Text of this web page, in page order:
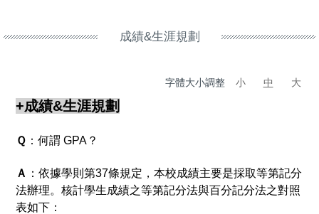
畢業生
法規表單
成績&生涯規劃
字體大小調整 小 中 大
+成績&生涯規劃
Ｑ ：何謂 GPA？
Ａ ：依據學則第37條規定，本校成績主要是採取等第記分
法辦理。核計學生成績之等第記分法與百分記分法之對照
表如下：